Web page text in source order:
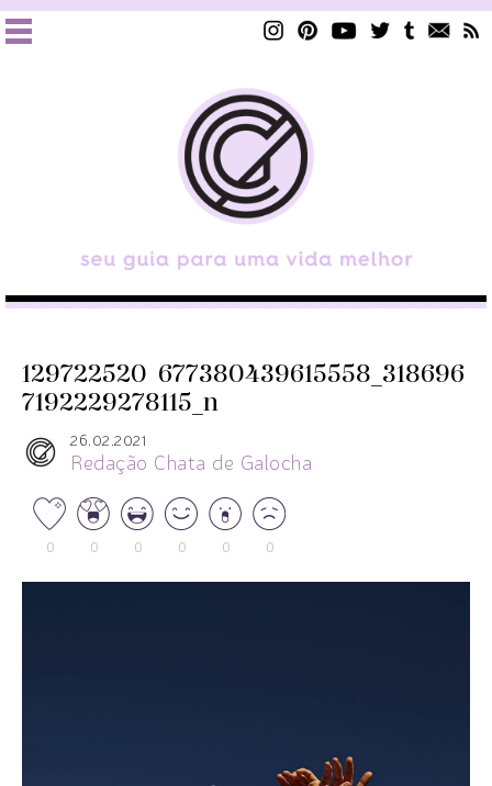
129722520_677380439615558_318696
7192229278115_n
26.02.2021
Redação Chata de Galocha
0 0 0 0 0 0